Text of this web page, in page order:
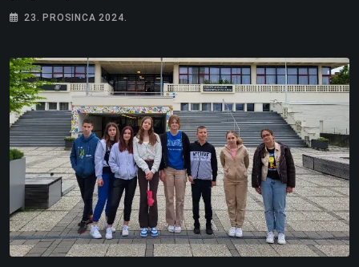
23. PROSINCA 2024.